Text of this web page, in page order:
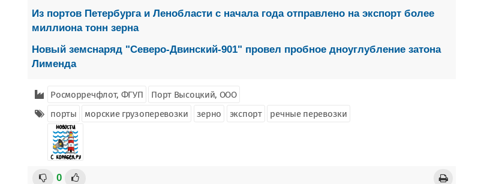
Из портов Петербурга и Ленобласти с начала года отправлено на экспорт более
миллиона тонн зерна
Новый земснаряд "Северо-Двинский-901" провел пробное дноуглубление затона
Лименда
Росморречфлот, ФГУП
Порт Высоцкий, ООО
порты
морские грузоперевозки зерно экспорт речные перевозки
0